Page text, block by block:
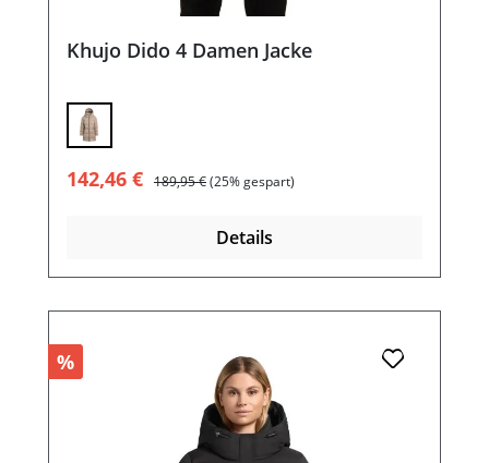
Khujo Dido 4 Damen Jacke
Verkaufspreis:
142,46 € Regulärer Preis:
189,95 €(25% gespart)
Details
%